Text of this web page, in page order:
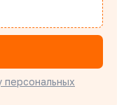
персональных